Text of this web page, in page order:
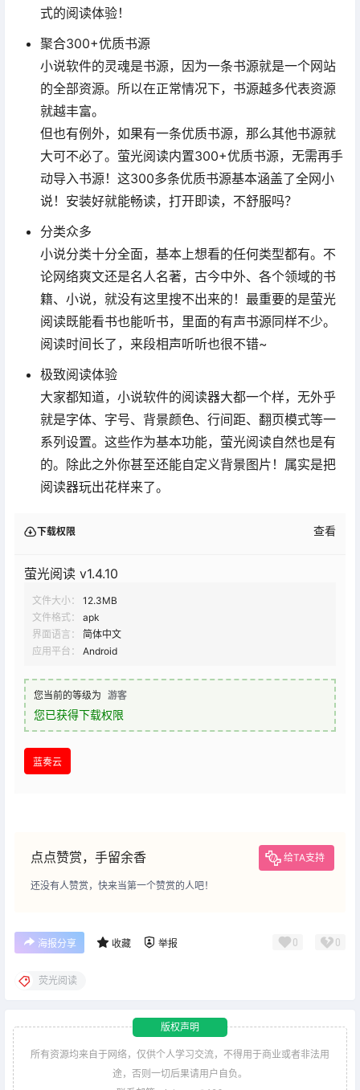
式的阅读体验！
聚合300+优质书源
小说软件的灵魂是书源，因为一条书源就是一个网站
的全部资源。所以在正常情况下，书源越多代表资源
就越丰富。
但也有例外，如果有一条优质书源，那么其他书源就
大可不必了。萤光阅读内置300+优质书源，无需再手
动导入书源！这300多条优质书源基本涵盖了全网小
说！安装好就能畅读，打开即读，不舒服吗？
分类众多
小说分类十分全面，基本上想看的任何类型都有。不
论网络爽文还是名人名著，古今中外、各个领域的书
籍、小说，就没有这里搜不出来的！最重要的是萤光
阅读既能看书也能听书，里面的有声书源同样不少。
阅读时间长了，来段相声听听也很不错~
极致阅读体验
大家都知道，小说软件的阅读器大都一个样，无外乎
就是字体、字号、背景颜色、行间距、翻页模式等一
系列设置。这些作为基本功能，萤光阅读自然也是有
的。除此之外你甚至还能自定义背景图片！属实是把
阅读器玩出花样来了。
下载权限 查看
萤光阅读 v1.4.10
文件大小：
12.3MB
文件格式：
apk
界面语言：
简体中文
应用平台：
Android
您当前的等级为 游客
您已获得下载权限
蓝奏云
点点赞赏，手留余香 给TA支持
还没有人赞赏，快来当第一个赞赏的人吧！
海报分享 收藏 举报 0 0
荧光阅读
版权声明
所有资源均来自于网络，仅供个人学习交流，不得用于商业或者非法用
途，否则一切后果请用户自负。